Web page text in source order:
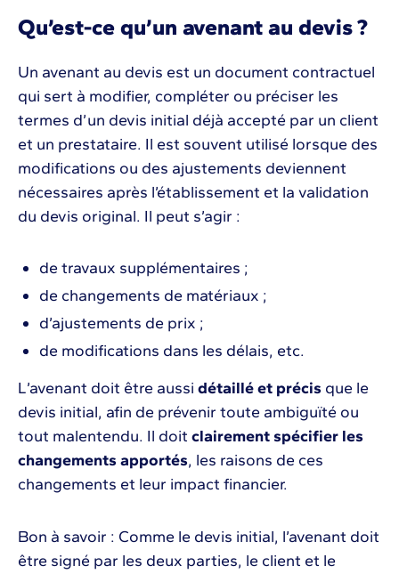
Qu’est-ce qu’un avenant au devis ?
Un avenant au devis est un document contractuel
qui sert à modifier, compléter ou préciser les
termes d’un devis initial déjà accepté par un client
et un prestataire. Il est souvent utilisé lorsque des
modifications ou des ajustements deviennent
nécessaires après l’établissement et la validation
du devis original. Il peut s’agir :
de travaux supplémentaires ;
de changements de matériaux ;
d’ajustements de prix ;
de modifications dans les délais, etc.
L’avenant doit être aussi détaillé et précis que le
devis initial, afin de prévenir toute ambiguïté ou
tout malentendu. Il doit clairement spécifier les
changements apportés, les raisons de ces
changements et leur impact financier.
Bon à savoir : Comme le devis initial, l’avenant doit
être signé par les deux parties, le client et le